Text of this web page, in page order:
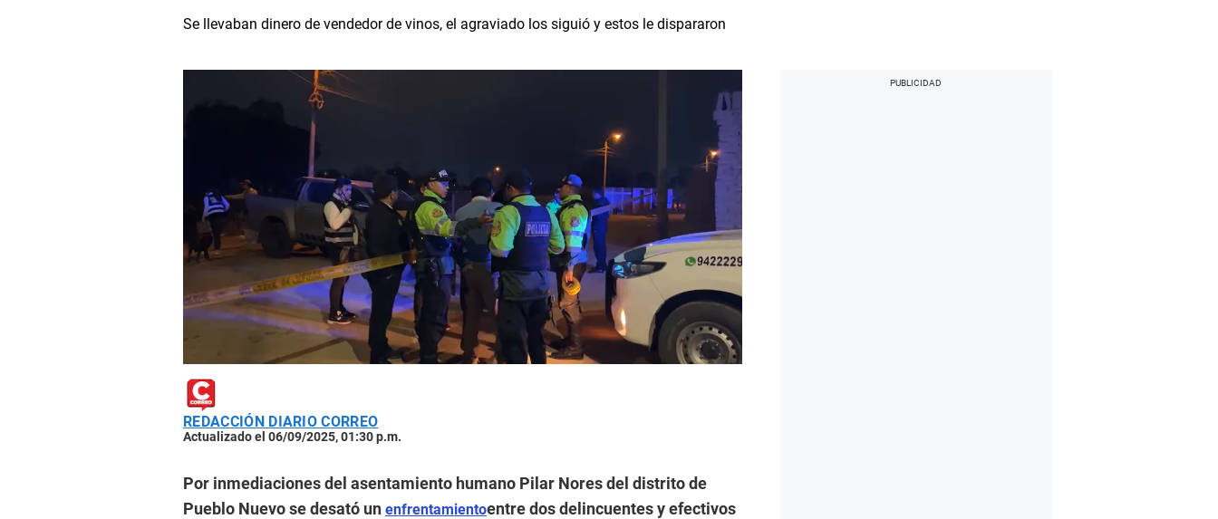
Se llevaban dinero de vendedor de vinos, el agraviado los siguió y estos le dispararon
REDACCIÓN DIARIO CORREO
Actualizado el 06/09/2025, 01:30 p.m.
Por inmediaciones del asentamiento humano Pilar Nores del distrito de
Pueblo Nuevo se desató un enfrentamientoentre dos delincuentes y efectivos